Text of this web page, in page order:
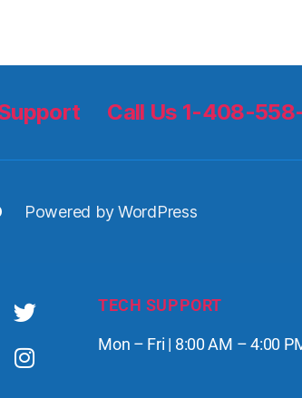
Call Us 1-408-
Powered by WordPress
TECH SUPPORT
Mon – Fri | 8:00 AM – 4:00